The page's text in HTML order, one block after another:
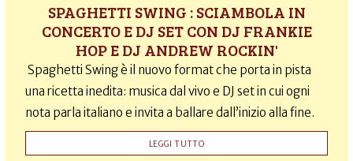
SPAGHETTI SWING : SCIAMBOLA IN
CONCERTO E DJ SET CON DJ FRANKIE
HOP E DJ ANDREW ROCKIN'
Spaghetti Swing è il nuovo format che porta in pista
una ricetta inedita: musica dal vivo e DJ set in cui ogni
nota parla italiano e invita a ballare dall’inizio alla fine.
LEGGI TUTTO